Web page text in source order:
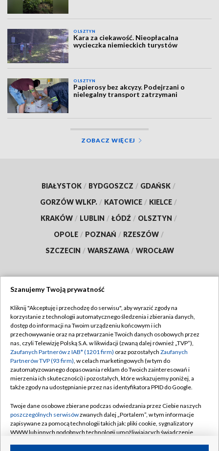
OLSZTYN
Kara za ciekawość. Nieopłacalna
wycieczka niemieckich turystów
OLSZTYN
Papierosy bez akcyzy. Podejrzani o
nielegalny transport zatrzymani
ZOBACZ WIĘCEJ
BIAŁYSTOK / BYDGOSZCZ / GDAŃSK /
GORZÓW WLKP. / KATOWICE / KIELCE /
KRAKÓW / LUBLIN / ŁÓDŹ / OLSZTYN /
OPOLE / POZNAŃ / RZESZÓW /
SZCZECIN / WARSZAWA / WROCŁAW
TVP
Abonament TVP
Emisja w TVP
Centrum informacji TVP
Naziemna Telewizja Cyfrowa
Rada Programowa
System NOS
Informacje o nadawcy
Regulamin TVP
Polityka prywatności
Moje zgody
Pomoc
Kontakt
Kanały
Szanujemy Twoją prywatność
Kliknij "Akceptuję i przechodzę do serwisu", aby wyrazić zgody na
korzystanie z technologii automatycznego śledzenia i zbierania danych,
dostęp do informacji na Twoim urządzeniu końcowym i ich
przechowywanie oraz na przetwarzanie Twoich danych osobowych przez
nas, czyli Telewizję Polską S.A. w likwidacji (zwaną dalej również „TVP”),
Zaufanych Partnerów z IAB* (1201 firm) oraz pozostałych Zaufanych
Partnerów TVP (93 firm), w celach marketingowych (w tym do
zautomatyzowanego dopasowania reklam do Twoich zainteresowań i
mierzenia ich skuteczności) i pozostałych, które wskazujemy poniżej, a
także zgody na udostępnianie przez nas identyfikatora PPID do Google.
Twoje dane osobowe zbierane podczas odwiedzania przez Ciebie naszych
poszczególnych serwisówzwanych dalej „Portalem”, w tym informacje
zapisywane za pomocą technologii takich jak: pliki cookie, sygnalizatory
WWW lub innych podobnych technologii umożliwiających świadczenie